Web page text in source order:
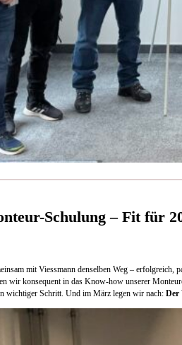
Schulung – Fit für
mit Viessmann denselben Weg – erfolgreich,
wir konsequent in das Know-how unserer
wichtiger Schritt. Und im März legen wir nach:Der